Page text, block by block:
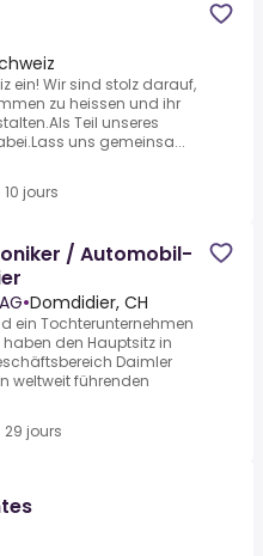
ein! Wir sind stolz darauf,
zu heissen und ihr
Teil unseres
uns gemeinsa...
jours
/ Automobil-
•Domdidier, CH
ein Tochterunternehmen
den Hauptsitz in
Daimler
weltweit führenden
29 jours